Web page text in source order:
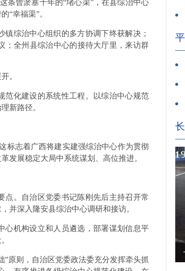
条曾淤塞十年的“堵心渠”，在县综治中心
“幸福渠”。
综治中心组织的多方协调下终获解决；
；全州县综治中心的接待大厅里，来访群
。
范化建设的系统性工程。以综治中心规范
新路径。
标志着广西将建实建强综治中心作为贯彻
发展稳定大局中系统谋划、高位推进。
点。自治区党委书记陈刚先后主持召开常
并深入隆安县综治中心调研和接访。
心机构设立和人员遴选，部署谋划信息平
原则，自治区党委政法委充分发挥牵头抓